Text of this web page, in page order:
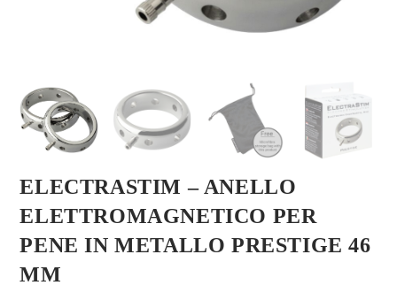
ELECTRASTIM – ANELLO
ELETTROMAGNETICO PER
PENE IN METALLO PRESTIGE 46
MM